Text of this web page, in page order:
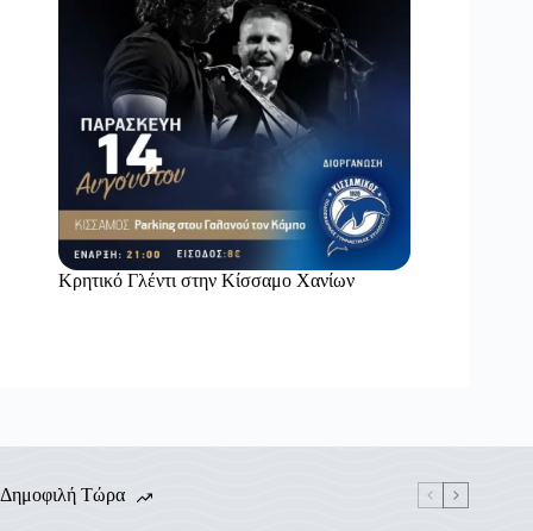
Κρητικό Γλέντι στην Κίσσαμο Χανίων
Δημοφιλή Τώρα